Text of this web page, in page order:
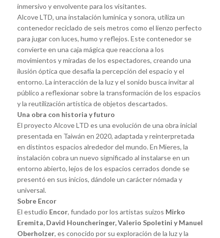
inmersivo y envolvente para los visitantes.
Alcove LTD, una instalación lumínica y sonora, utiliza un
contenedor reciclado de seis metros como el lienzo perfecto
para jugar con luces, humo y reflejos. Este contenedor se
convierte en una caja mágica que reacciona a los
movimientos y miradas de los espectadores, creando una
ilusión óptica que desafía la percepción del espacio y el
entorno. La interacción de la luz y el sonido busca invitar al
público a reflexionar sobre la transformación de los espacios
y la reutilización artística de objetos descartados.
Una obra con historia y futuro
El proyecto Alcove LTD es una evolución de una obra inicial
presentada en Taiwán en 2020, adaptada y reinterpretada
en distintos espacios alrededor del mundo. En Mieres, la
instalación cobra un nuevo significado al instalarse en un
entorno abierto, lejos de los espacios cerrados donde se
presentó en sus inicios, dándole un carácter nómada y
universal.
Sobre Encor
El estudio Encor, fundado por los artistas suizos Mirko
Eremita, David Houncheringer, Valerio Spoletini y Manuel
Oberholzer, es conocido por su exploración de la luz y la